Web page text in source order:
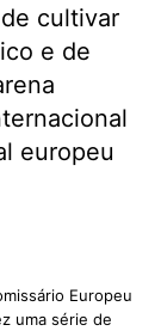
cultivar
e de
europeu
Europeu
uma série de